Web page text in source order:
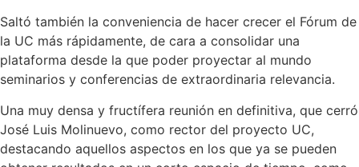
Saltó también la conveniencia de hacer crecer el Fórum de
la UC más rápidamente, de cara a consolidar una
plataforma desde la que poder proyectar al mundo
seminarios y conferencias de extraordinaria relevancia.
Una muy densa y fructífera reunión en definitiva, que cerró
José Luis Molinuevo, como rector del proyecto UC,
destacando aquellos aspectos en los que ya se pueden